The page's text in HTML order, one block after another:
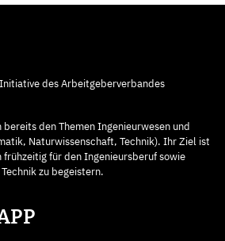
des Arbeitgeberverbandes
den Themen Ingenieurwesen und
Naturwissenschaft, Technik). Ihr Ziel ist
frühzeitig für den Ingenieursberuf sowie
zu begeistern.